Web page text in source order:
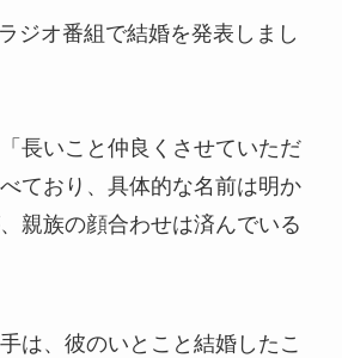
ジオ番組で結婚を発表しまし
長いこと仲良くさせていただ
ており、具体的な名前は明か
親族の顔合わせは済んでいる
は、彼のいとこと結婚したこ